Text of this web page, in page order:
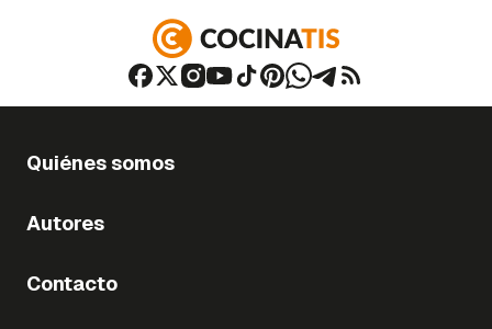
Quiénes somos
Autores
Contacto